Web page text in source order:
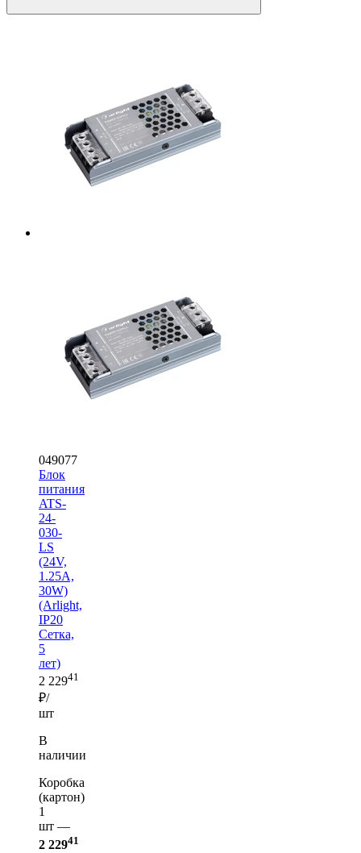
049077
Блок
питания
ATS-
24-
030-
LS
(24V,
1.25A,
30W)
(Arlight,
IP20
Сетка,
5
лет)
2 22941
₽/
шт
В
наличии
Коробка
(картон)
1
шт —
2 22941